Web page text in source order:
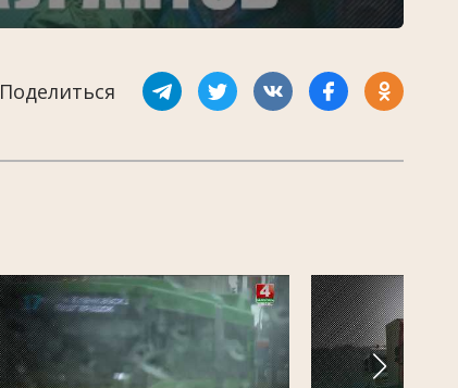
Поделиться